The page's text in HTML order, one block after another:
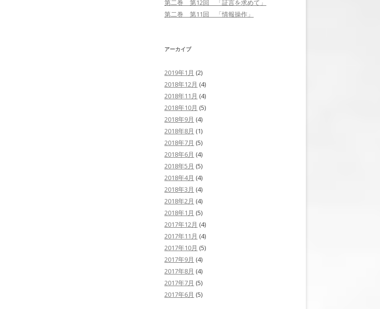
第二巻 第12回 「証言を求めて」
第二巻 第11回 「情報操作」
アーカイブ
2019年1月 (2)
2018年12月 (4)
2018年11月 (4)
2018年10月 (5)
2018年9月 (4)
2018年8月 (1)
2018年7月 (5)
2018年6月 (4)
2018年5月 (5)
2018年4月 (4)
2018年3月 (4)
2018年2月 (4)
2018年1月 (5)
2017年12月 (4)
2017年11月 (4)
2017年10月 (5)
2017年9月 (4)
2017年8月 (4)
2017年7月 (5)
2017年6月 (5)